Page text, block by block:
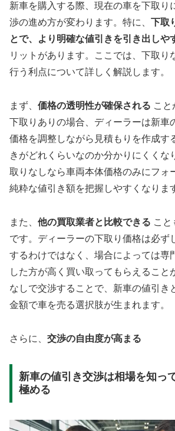
新車を購入する際、現在の車を下取り
渉の進め方が変わります。特に、 下取
とで、より明確な値引きを引き出しや
リットがあります。ここでは、下取り
行う利点について詳しく解説します。
まず、 価格の透明性が確保される こと
下取りありの場合、ディーラーは新車
価格を調整しながら見積もりを作成す
きがどれくらいなのか分かりにくくな
取りなしなら車両本体価格のみにフォ
純粋な値引き額を把握しやすくなりま
また、 他の買取業者と比較できる こと
です。ディーラーの下取り価格は必ず
するわけではなく、場合によっては専
した方が高く買い取ってもらえること
なしで交渉することで、新車の値引き
金額で車を売る選択肢が生まれます。
さらに、 交渉の自由度が高まる
新車の値引き交渉は相場を知っ
極める